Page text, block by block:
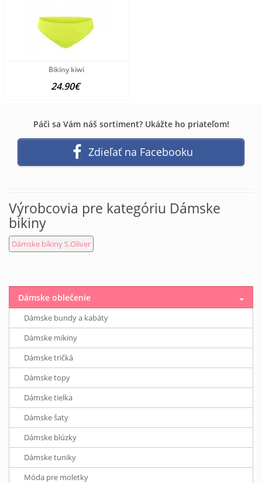
Bikiny kiwi
24.90€
Páči sa Vám náš sortiment? Ukážte ho priateľom!
Zdieľať na Facebooku
Výrobcovia pre kategóriu Dámske
bikiny
Dámske bikiny S.Oliver
Dámske oblečenie
Dámske bundy a kabáty
Dámske mikiny
Dámske tričká
Dámske topy
Dámske tielka
Dámske šaty
Dámske blúzky
Dámske tuniky
Móda pre moletky